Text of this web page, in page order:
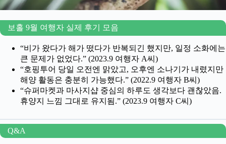
보홀 9월 여행자 실제 후기 모음
“비가 왔다가 해가 떴다가 반복되긴 했지만, 일정 소화에는
큰 문제가 없었다.” (2023.9 여행자 A씨)
“호핑투어 당일 오전엔 맑았고, 오후엔 소나기가 내렸지만
해양 활동은 충분히 가능했다.” (2022.9 여행자 B씨)
“슈퍼마켓과 마사지샵 중심의 하루도 생각보다 괜찮았음.
휴양지 느낌 그대로 유지됨.” (2023.9 여행자 C씨)
Q&A